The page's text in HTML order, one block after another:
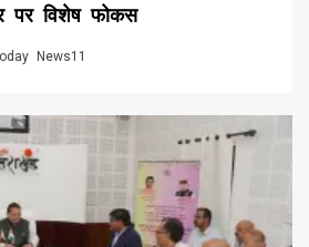
पर विशेष फोकस
News11